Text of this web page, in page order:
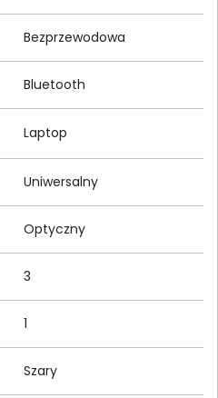
Bezprzewodowa
Bluetooth
Laptop
Uniwersalny
Optyczny
3
1
Szary